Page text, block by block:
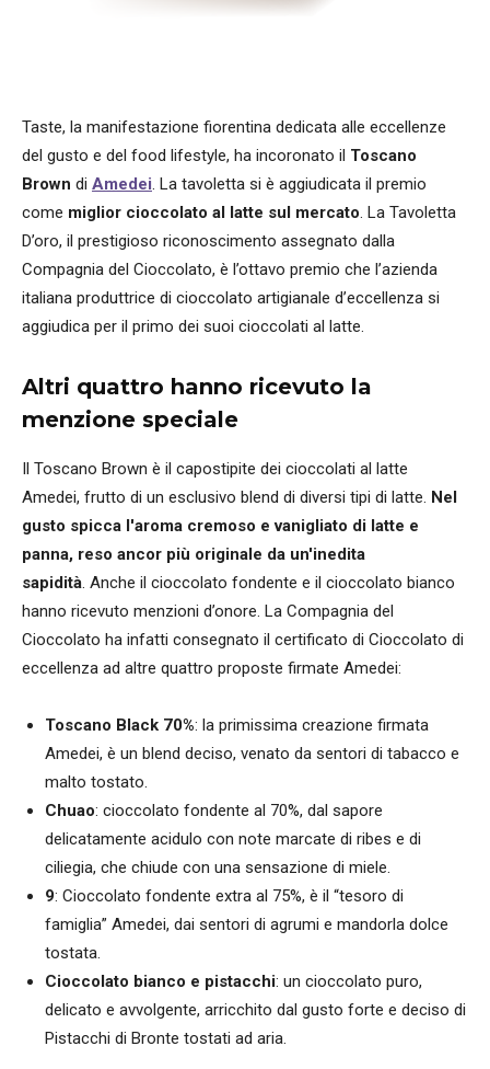
Taste, la manifestazione fiorentina dedicata alle eccellenze
del gusto e del food lifestyle, ha incoronato il Toscano
Brown di Amedei. La tavoletta si è aggiudicata il premio
come miglior cioccolato al latte sul mercato. La Tavoletta
D’oro, il prestigioso riconoscimento assegnato dalla
Compagnia del Cioccolato, è l’ottavo premio che l’azienda
italiana produttrice di cioccolato artigianale d’eccellenza si
aggiudica per il primo dei suoi cioccolati al latte.
Altri quattro hanno ricevuto la
menzione speciale
Il Toscano Brown è il capostipite dei cioccolati al latte
Amedei, frutto di un esclusivo blend di diversi tipi di latte. Nel
gusto spicca l'aroma cremoso e vanigliato di latte e
panna, reso ancor più originale da un'inedita
sapidità. Anche il cioccolato fondente e il cioccolato bianco
hanno ricevuto menzioni d’onore. La Compagnia del
Cioccolato ha infatti consegnato il certificato di Cioccolato di
eccellenza ad altre quattro proposte firmate Amedei:
Toscano Black 70%: la primissima creazione firmata
Amedei, è un blend deciso, venato da sentori di tabacco e
malto tostato.
Chuao: cioccolato fondente al 70%, dal sapore
delicatamente acidulo con note marcate di ribes e di
ciliegia, che chiude con una sensazione di miele.
9: Cioccolato fondente extra al 75%, è il “tesoro di
famiglia” Amedei, dai sentori di agrumi e mandorla dolce
tostata.
Cioccolato bianco e pistacchi: un cioccolato puro,
delicato e avvolgente, arricchito dal gusto forte e deciso di
Pistacchi di Bronte tostati ad aria.